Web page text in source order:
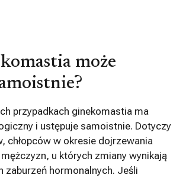
może
przypadkach ginekomastia ma
i ustępuje samoistnie. Dotyczy
chłopców w okresie dojrzewania
u których zmiany wynikają
zaburzeń hormonalnych. Jeśli